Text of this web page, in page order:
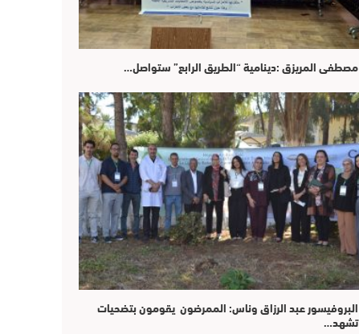
مصطفى المريزق :دينامية “الطريق الرابع” ستواصل…
البروفيسور عبد الرزاق وناس: الممرضون يقومون بتضحيات
تشهد…